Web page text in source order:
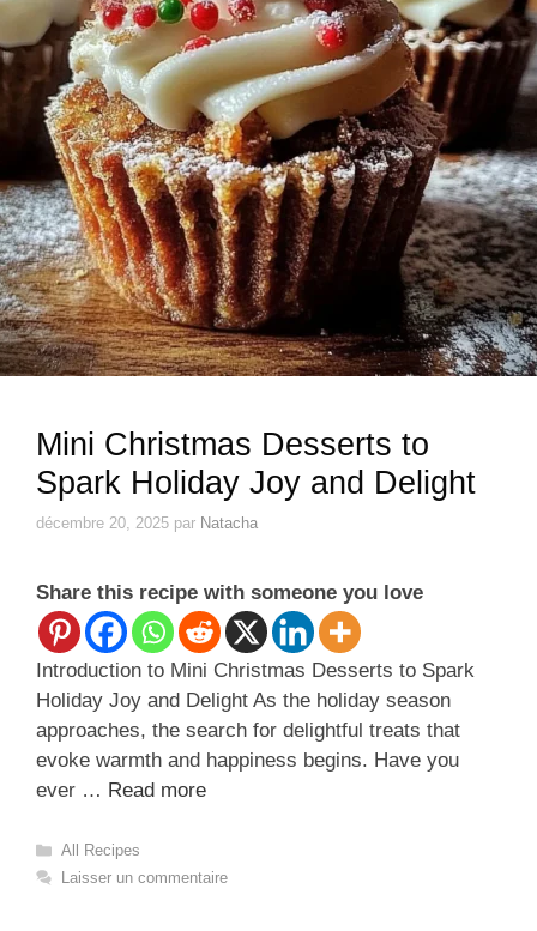
Mini Christmas Desserts to
Spark Holiday Joy and Delight
décembre 20, 2025 par Natacha
Share this recipe with someone you love
Introduction to Mini Christmas Desserts to Spark
Holiday Joy and Delight As the holiday season
approaches, the search for delightful treats that
evoke warmth and happiness begins. Have you
ever … Read more
Catégories
All Recipes
Laisser un commentaire